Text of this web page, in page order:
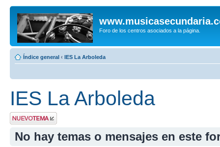
Foro de los centros asociados a la página.
Índice general ‹ IES La Arboleda
IES La Arboleda
Publicar un nuevo
tema
No hay temas o mensajes en este